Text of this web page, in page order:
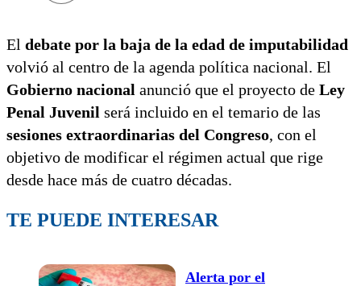
El debate por la baja de la edad de imputabilidad
volvió al centro de la agenda política nacional. El
Gobierno nacional anunció que el proyecto de Ley
Penal Juvenil será incluido en el temario de las
sesiones extraordinarias del Congreso, con el
objetivo de modificar el régimen actual que rige
desde hace más de cuatro décadas.
TE PUEDE INTERESAR
Alerta por el